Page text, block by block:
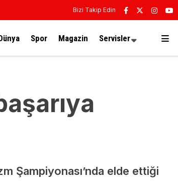
Bizi Takip Edin
Spor Magazin Servisler
Şampiyonası’nda elde ettiği